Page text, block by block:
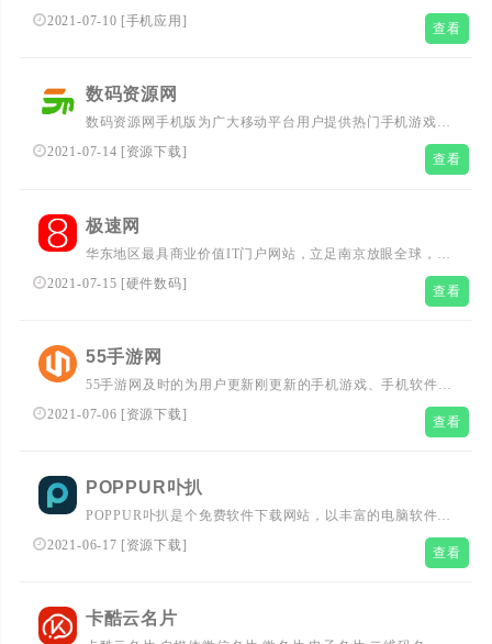
手,AI共享华为云手机平台,与华为云合作,多多云手机免分辨
率,多开,7*24h免root支持智能托管,不怕断网关机,不占用本
2021-07-10 [手机应用 ] 查看
数码资源网
数码资源网手机版为广大移动平台用户提供热门手机游戏下
载和常用安卓软件,希望为你的移动生活带来方便....
2021-07-14 [资源下载] 查看
极速网
华东地区最具商业价值IT门户网站，立足南京放眼全球，贴
近市场彰显专业。提供大量专业电脑、笔记本电脑、平板电
脑、手机、数码、家电、相机、电脑配件(主板、显卡、显
传导平台。...
2021-07-15 [硬件数码] 查看
55手游网
55手游网及时的为用户更新刚更新的手机游戏、手机软件
app等资源下载，还有热门的游戏、软件的盘点推荐下载，
最全的精品合集以及排行榜，刚更新的攻略教程等精彩内
2021-07-06 [资源下载] 查看
POPPUR卟扒
POPPUR卟扒是个免费软件下载网站，以丰富的电脑软件，
手机软件，手机游戏为主，并且提供应用游戏攻略资讯攻略
2021-06-17 [资源下载] 查看
卡酷云名片